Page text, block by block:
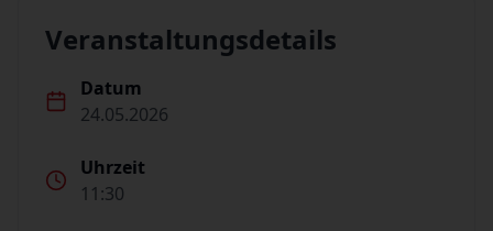
Veranstaltungsdetails
Datum
24.05.2026
Uhrzeit
11:30